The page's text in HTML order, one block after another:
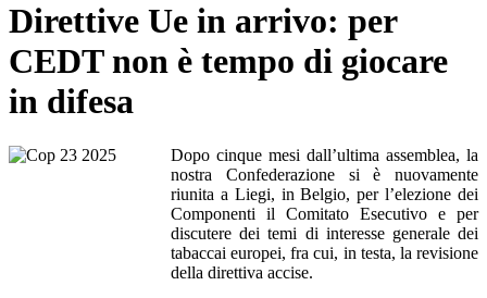
Direttive Ue in arrivo: per
CEDT non è tempo di giocare
in difesa
Dopo cinque mesi dall’ultima assemblea, la
nostra Confederazione si è nuovamente
riunita a Liegi, in Belgio, per l’elezione dei
Componenti il Comitato Esecutivo e per
discutere dei temi di interesse generale dei
tabaccai europei, fra cui, in testa, la revisione
della direttiva accise.